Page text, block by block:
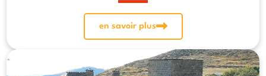
en savoir plus